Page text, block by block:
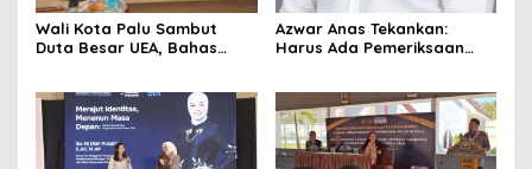
Wali Kota Palu Sambut
Duta Besar UEA, Bahas
Azwar Anas Tekankan:
Harus Ada Pemeriksaan
Lokasi CPM